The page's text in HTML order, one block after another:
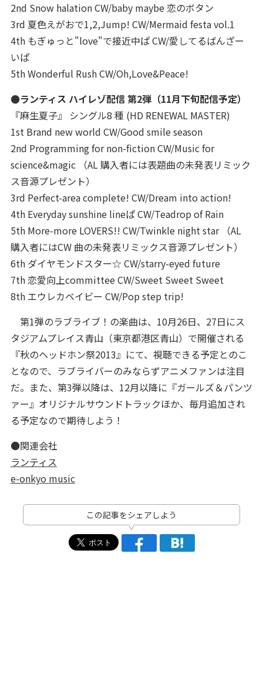
2nd Snow halation CW/baby maybe 恋のボタン
3rd 夏色えがおで1,2,Jump! CW/Mermaid festa vol.1
4th もぎゅっと"love"で接近中ぱ CW/愛してるばんざー
いぱ
5th Wonderful Rush CW/Oh,Love&Peace!
●ランティス ハイレゾ配信 第2弾（11月下旬配信予定）
『麻生夏子』 シングル8 種 (HD RENEWAL MASTER)
1st Brand new world CW/Good smile season
2nd Programming for non-fiction CW/Music for
science&magic （AL 購入者には表題曲の未発表リミック
ス音源プレゼント）
3rd Perfect-area complete! CW/Dream into action!
4th Everyday sunshine lineぱ CW/Teadrop of Rain
5th More-more LOVERS!! CW/Twinkle night star （AL
購入者にはCW 曲の未発表リミックス音源プレゼント）
6th ダイヤモンドスター☆ CW/starry-eyed future
7th 恋愛向上committee CW/Sweet Sweet Sweet
8th エウレカベイビー CW/Pop step trip!
第1弾のラブライブ！の楽曲は、10月26日、27日にス
タジアムプレイス青山（東京都港区青山）で開催される
『秋のヘッドホン祭2013』にて、視聴できる予定とのこ
となので、ラブライバーのみならずアニメファンは注目
だ。また、第3弾以降は、12月以降に『ガールズ＆パンツ
ァー』オリジナルサウンドトラックほか、毎月追加され
る予定なので期待しよう！
●関連会社
ランティス
e-onkyo music
この記事をシェアしよう